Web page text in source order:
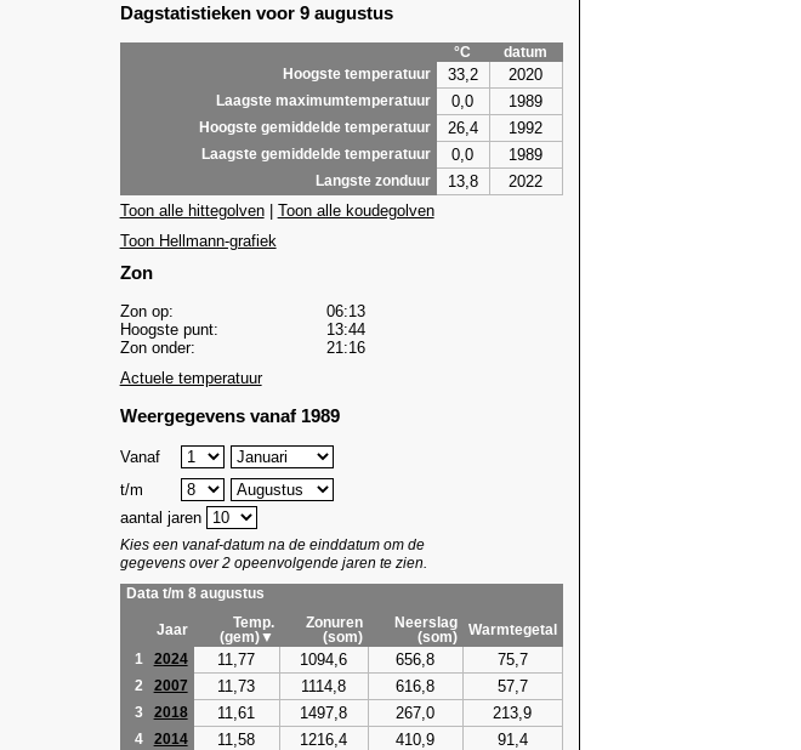
Dagstatistieken voor 9 augustus
°C
datum
Hoogste temperatuur
33,2 2020
Laagste maximumtemperatuur 0,0 1989
Hoogste gemiddelde temperatuur 26,4 1992
Laagste gemiddelde temperatuur 0,0 1989
Langste zonduur 13,8
2022
Toon alle hittegolven| Toon alle koudegolven
Toon Hellmann-grafiek
Zon
Zon op:
06:13
Hoogste punt:
13:44
Zon onder:
21:16
Actuele temperatuur
Weergegevens vanaf 1989
Vanaf
t/m
aantal jaren
Kies een vanaf-datum na de einddatum om de
gegevens over 2 opeenvolgende jaren te zien.
Data t/m 8 augustus
Jaar
Temp.
(gem)▼
Zonuren
(som)
Neerslag
(som)
Warmtegetal
1
2024 11,77 1094,6 656,8 75,7
2 2007 11,73 1114,8 616,8 57,7
3 2018 11,61 1497,8 267,0 213,9
4 2014 11,58 1216,4 410,9 91,4